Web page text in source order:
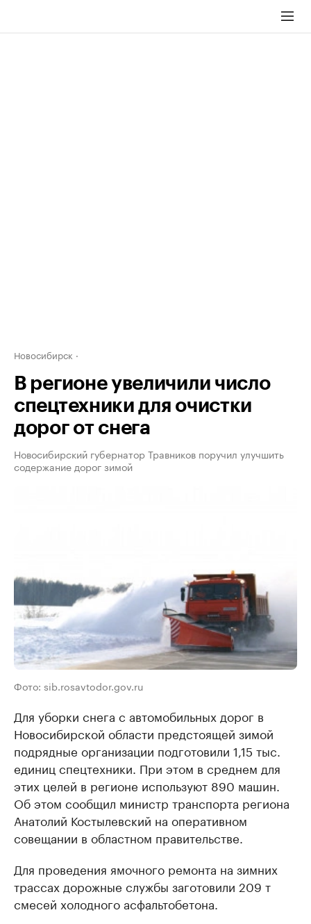
Новосибирск
В регионе увеличили число
спецтехники для очистки
дорог от снега
Новосибирский губернатор Травников поручил улучшить
содержание дорог зимой
Фото: sib.rosavtodor.gov.ru
Для уборки снега с автомобильных дорог в
Новосибирской области предстоящей зимой
подрядные организации подготовили 1,15 тыс.
единиц спецтехники. При этом в среднем для
этих целей в регионе используют 890 машин.
Об этом сообщил министр транспорта региона
Анатолий Костылевский на оперативном
совещании в областном правительстве.
Для проведения ямочного ремонта на зимних
трассах дорожные службы заготовили 209 т
смесей холодного асфальтобетона.